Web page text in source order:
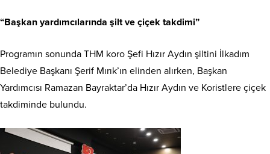
“Başkan yardımcılarında şilt ve çiçek takdimi”
Programın sonunda THM koro Şefi Hızır Aydın şiltini İlkadım
Belediye Başkanı Şerif Mırık’ın elinden alırken, Başkan
Yardımcısı Ramazan Bayraktar’da Hızır Aydın ve Koristlere çiçek
takdiminde bulundu.